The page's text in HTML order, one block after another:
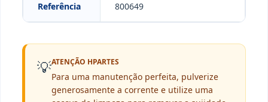
Referência 800649
💡ATENÇÃO HPARTES
Para uma manutenção perfeita, pulverize
generosamente a corrente e utilize uma